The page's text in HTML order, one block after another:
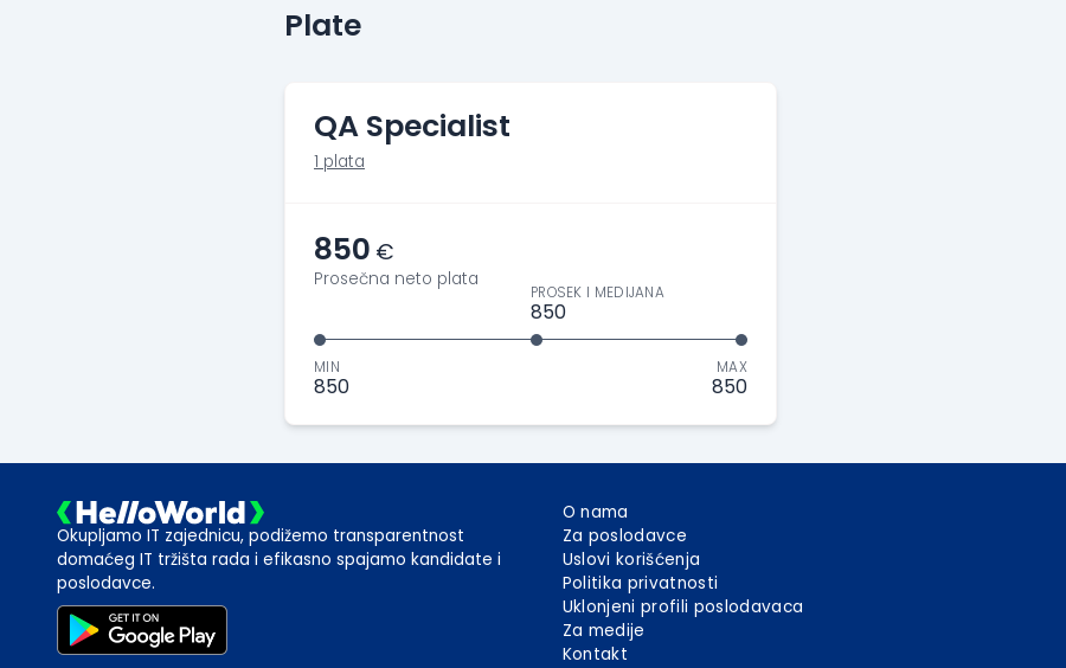
Plate
QA Specialist
1 plata
850 €
Prosečna neto plata
MIN
850
PROSEK I MEDIJANA
850
MAX
850
Okupljamo IT zajednicu, podižemo transparentnost
domaćeg IT tržišta rada i efikasno spajamo kandidate i
poslodavce.
O nama
Za poslodavce
Uslovi korišćenja
Politika privatnosti
Uklonjeni profili poslodavaca
Za medije
Kontakt